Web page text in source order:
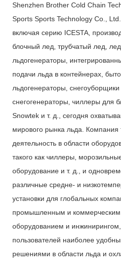
Shenzhen Brother Cold Chain
Sports Sports Technology Co.,
включая серию ICESTA,
блочный лед, трубчатый лед,
льдогенераторы,
подачи льда в контейнерах,
льдогенераторы,
снегогенераторы, чиллеры для
Snowtek и т. д., сегодня
мирового рынка льда.
деятельность в области
такого как чиллеры,
оборудование и т. д., и
различные средне- и
установки для глобальных
промышленным и
оборудованием и
пользователей наиболее
решениями в области льда и